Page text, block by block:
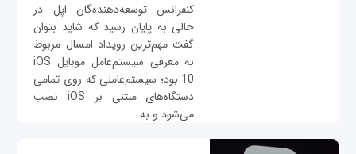
کنفرانس توسعه‌دهنده‌گان اپل در
حالی به پایان رسید که شاید بتوان
گفت مهم‌ترین رویداد امسال مربوط
به معرفی سیستم‌عامل موبایل iOS
10 بود؛ سیستم‌عاملی که روی تمامی
دستگاه‌های مبتنی بر iOS نصب
می‌شود و به...